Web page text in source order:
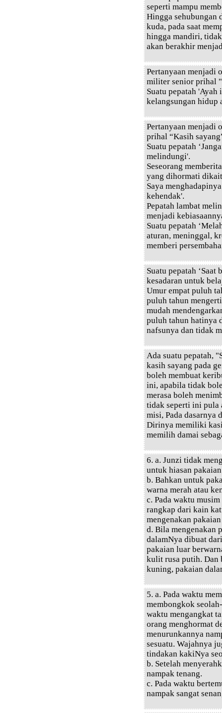
seperti mampu
Hingga sehubungan
kuda, pada saat
hingga mandiri,
akan berakhir
Pertanyaan menjadi
militer senior prihal
Suatu pepatah
kelangsungan hidup
Pertanyaan menjadi
prihal “Kasih
Suatu pepatah
melindungi'.
Seseorang
yang dihormati
Saya
kehendak'.
Pepatah lambat
menjadi
Suatu pepatah
aturan, meninggal,
memberi
Suatu pepatah
kesadaran untuk
Umur empat puluh
puluh tahun
mudah
puluh tahun hatinya
nafsunya dan tidak
Ada suatu pepatah,
kasih sayang pada
boleh membuat
ini, apabila tidak
merasa boleh
tidak seperti ini pula
misi, Pada dasarnya
Dirinya memiliki
memilih damai
6. a. Junzi tidak
untuk hiasan
b. Bahkan untuk
warna merah atau
c. Pada waktu
rangkap dari kain
mengenakan
d. Bila mengenakan
dalamNya dibuat
pakaian luar
kulit rusa putih. Dan
kuning, pakaian
5. a. Pada waktu
membongkok
waktu mengangkat
orang menghormat
menurunkannya
sesuatu. Wajahnya
tindakan kakiNya
b. Setelah
nampak tenang.
c. Pada waktu
nampak sangat